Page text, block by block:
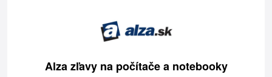
Alza zľavy na počítače a notebooky